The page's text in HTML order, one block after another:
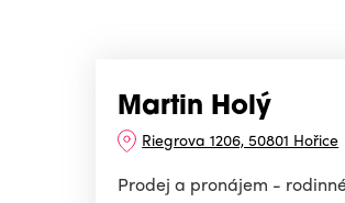
Martin Holý
Riegrova 1206, 50801 Hořice
Prodej a pronájem -